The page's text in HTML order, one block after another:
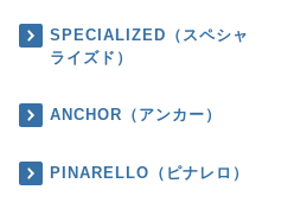
SPECIALIZED（スペシャ
ライズド）
ANCHOR（アンカー）
PINARELLO（ピナレロ）